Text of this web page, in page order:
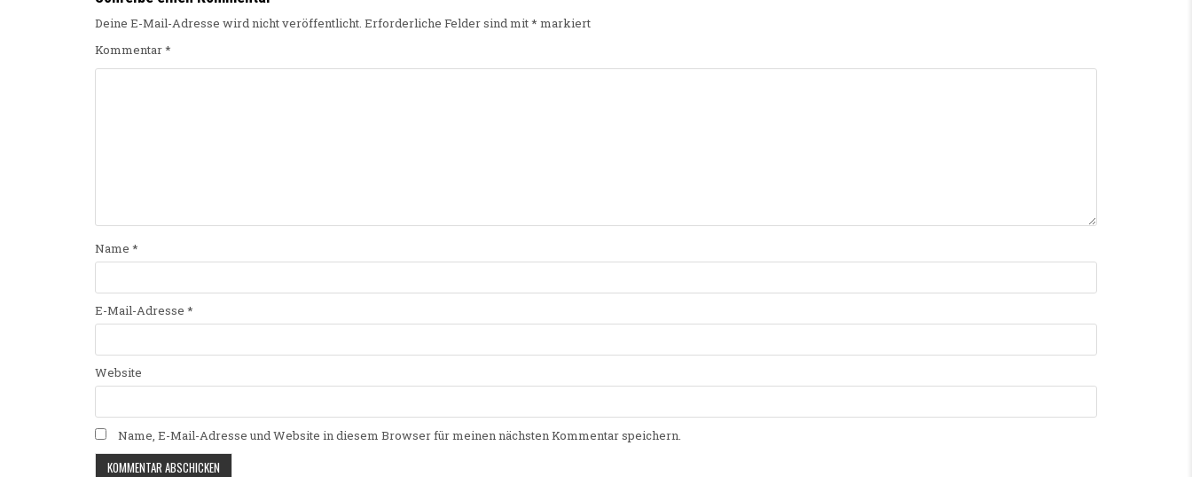
Deine E-Mail-Adresse wird nicht veröffentlicht. Erforderliche Felder sind mit* markiert
Kommentar*
Name *
E-Mail-Adresse *
Website
Name, E-Mail-Adresse und Website in diesem Browser für meinen nächsten Kommentar speichern.